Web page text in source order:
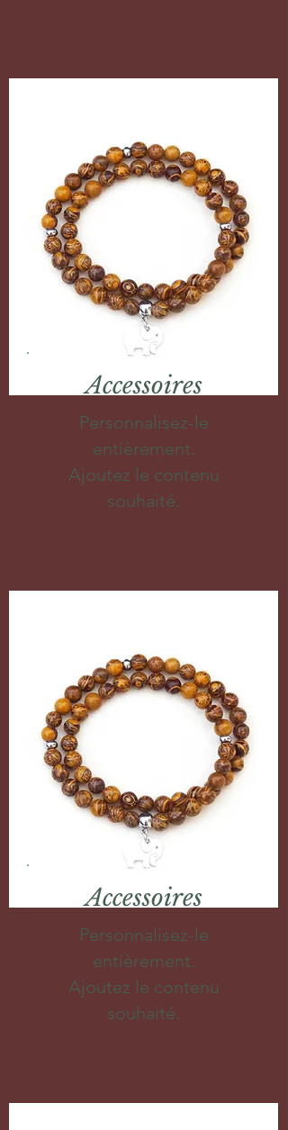
Accessoires
Personnalisez-le
entièrement.
Ajoutez le contenu
souhaité.
Accessoires
Personnalisez-le
entièrement.
Ajoutez le contenu
souhaité.